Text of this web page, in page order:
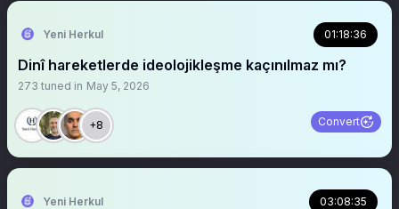
Yeni Herkul 01:18:36
Dinî hareketlerde ideolojikleşme kaçınılmaz mı?
273 tuned in May 5, 2026
+8 Convert
Yeni Herkul 03:08:35